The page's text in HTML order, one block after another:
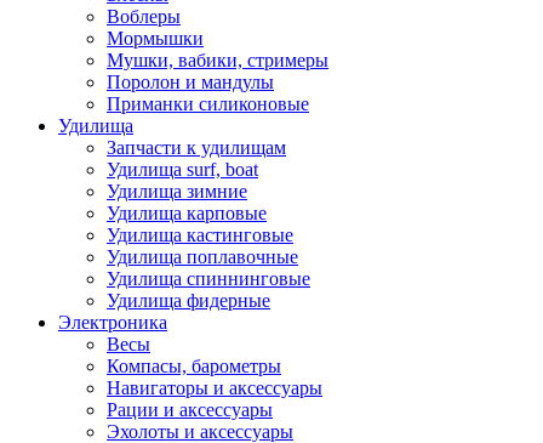
Воблеры
Мормышки
Мушки, вабики, стримеры
Поролон и мандулы
Приманки силиконовые
Удилища
Запчасти к удилищам
Удилища surf, boat
Удилища зимние
Удилища карповые
Удилища кастинговые
Удилища поплавочные
Удилища спиннинговые
Удилища фидерные
Электроника
Весы
Компасы, барометры
Навигаторы и аксессуары
Рации и аксессуары
Эхолоты и аксессуары